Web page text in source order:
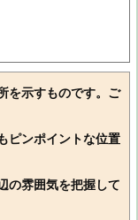
を示すものです。ご
ピンポイントな位置
の雰囲気を把握して